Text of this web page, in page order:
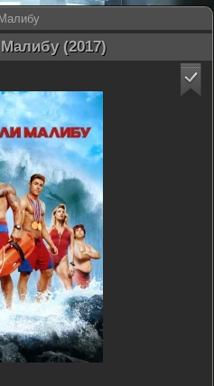
(2017)